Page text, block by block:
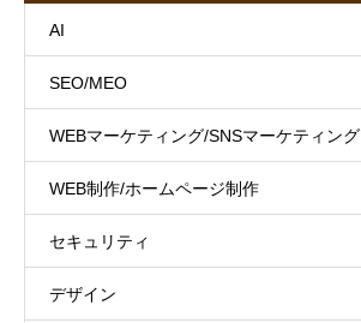
AI
SEO/MEO
WEBマーケティング/SNSマーケティング
WEB制作/ホームページ制作
セキュリティ
デザイン